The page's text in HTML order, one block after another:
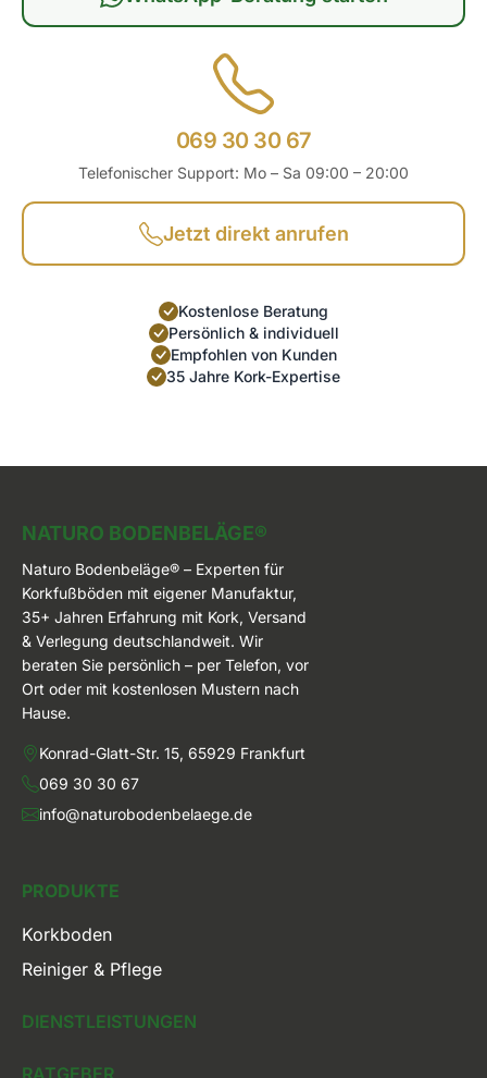
069 30 30 67
Telefonischer Support: Mo – Sa 09:00 – 20:00
Jetzt direkt anrufen
Kostenlose Beratung
Persönlich & individuell
Empfohlen von Kunden
35 Jahre Kork-Expertise
Naturo Bodenbeläge
NATURO BODENBELÄGE®
Naturo Bodenbeläge® – Experten für
Korkfußböden mit eigener Manufaktur,
35+ Jahren Erfahrung mit Kork, Versand
& Verlegung deutschlandweit. Wir
beraten Sie persönlich – per Telefon, vor
Ort oder mit kostenlosen Mustern nach
Hause.
Konrad-Glatt-Str. 15, 65929 Frankfurt
069 30 30 67
info@naturobodenbelaege.de
PRODUKTE
Korkboden
Reiniger & Pflege
DIENSTLEISTUNGEN